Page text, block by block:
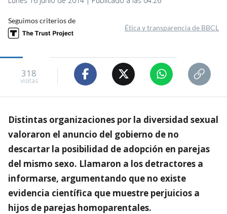
Seguimos criterios de
Ética y transparencia de BBCL
318
visitas
Distintas organizaciones por la diversidad sexual
valoraron el anuncio del gobierno de no
descartar la posibilidad de adopción en parejas
del mismo sexo. Llamaron a los detractores a
informarse, argumentando que no existe
evidencia científica que muestre perjuicios a
hijos de parejas homoparentales.